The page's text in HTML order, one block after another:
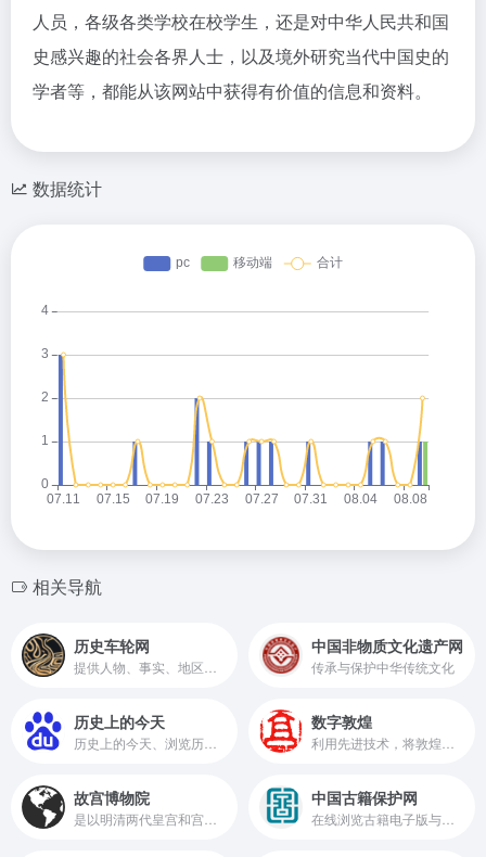
人员，各级各类学校在校学生，还是对中华人民共和国
史感兴趣的社会各界人士，以及境外研究当代中国史的
学者等，都能从该网站中获得有价值的信息和资料。
数据统计
相关导航
历史车轮网 中国非物质文化遗产网
传承与保护中华传统文化
历史上的今天 数字敦煌
故宫博物院 中国古籍保护网